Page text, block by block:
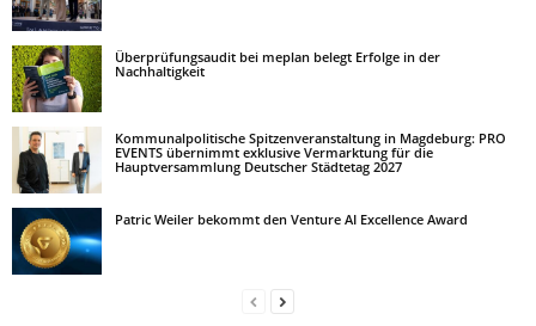
Überprüfungsaudit bei meplan belegt Erfolge in der
Nachhaltigkeit
Kommunalpolitische Spitzenveranstaltung in Magdeburg: PRO
EVENTS übernimmt exklusive Vermarktung für die
Hauptversammlung Deutscher Städtetag 2027
Patric Weiler bekommt den Venture AI Excellence Award